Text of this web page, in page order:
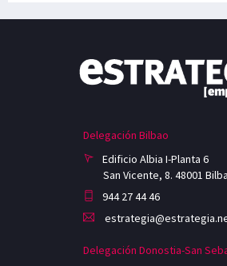
Delegación Bilbao
Edificio Albia I-Planta 6
San Vicente, 8. 48001
944 27 44 46
Delegación Donostia-San